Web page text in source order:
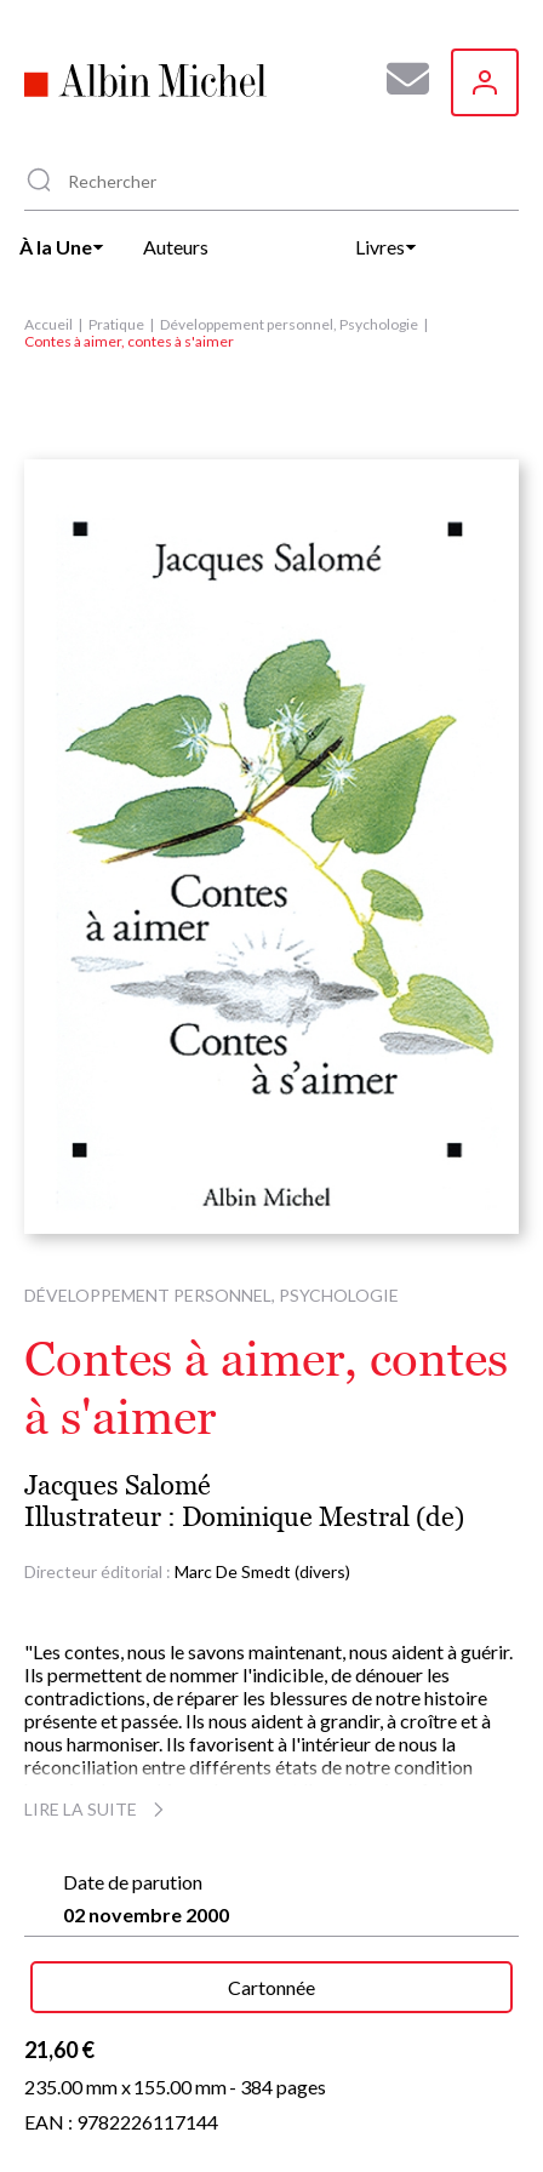
principal
À la Une Auteurs Livres
Accueil Pratique
Développement personnel, Psychologie
Contes à aimer, contes à s'aimer
DÉVELOPPEMENT PERSONNEL, PSYCHOLOGIE
Contes à aimer, contes
à s'aimer
Jacques Salomé
Illustrateur : Dominique Mestral (de)
Directeur éditorial : Marc De Smedt (divers)
"Les contes, nous le savons maintenant, nous aident à guérir.
Ils permettent de nommer l'indicible, de dénouer les
contradictions, de réparer les blessures de notre histoire
présente et passée. Ils nous aident à grandir, à croître et à
nous harmoniser. Ils favorisent à l'intérieur de nous la
réconciliation entre différents états de notre condition
révèlent antagonistes et contradictoires. Ils contiennent des
qui nous illuminent dans une limpide atmosphère et nous
déposent, plus apaisés, aux confins de l'imaginaire et du
réel."
LIRE LA SUITE
Date de parution
02 novembre 2000
Cartonnée
21,60 €
235.00 mm x155.00 mm- 384 pages
EAN : 9782226117144